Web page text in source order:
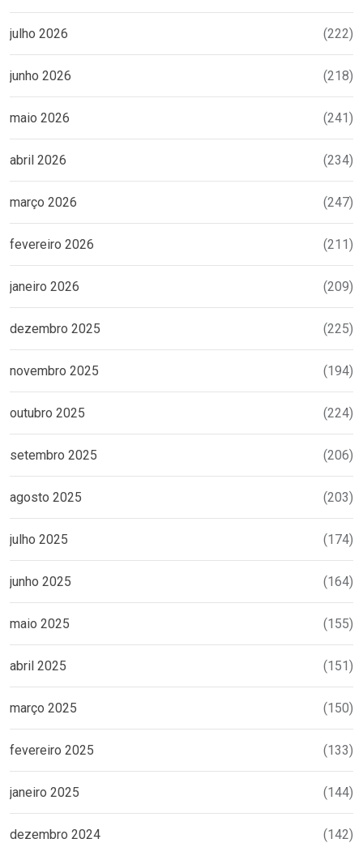
julho 2026 (222)
junho 2026 (218)
maio 2026 (241)
abril 2026 (234)
março 2026 (247)
fevereiro 2026 (211)
janeiro 2026 (209)
dezembro 2025 (225)
novembro 2025 (194)
outubro 2025 (224)
setembro 2025 (206)
agosto 2025 (203)
julho 2025 (174)
junho 2025 (164)
maio 2025 (155)
abril 2025 (151)
março 2025 (150)
fevereiro 2025 (133)
janeiro 2025 (144)
dezembro 2024 (142)